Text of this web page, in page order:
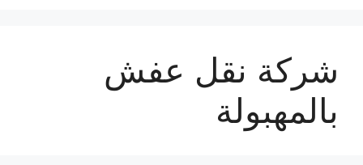
شركة نقل عفش
بالمهبولة